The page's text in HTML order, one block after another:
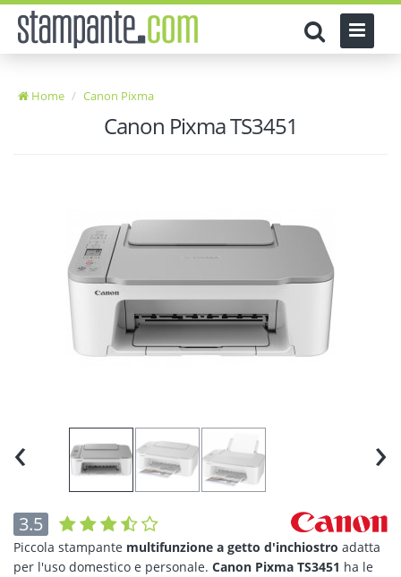
Home Canon Pixma
Canon Pixma TS3451
‹ ›
3.5
Piccola stampante multifunzione a getto d'inchiostro adatta
per l'uso domestico e personale. Canon Pixma TS3451 ha le